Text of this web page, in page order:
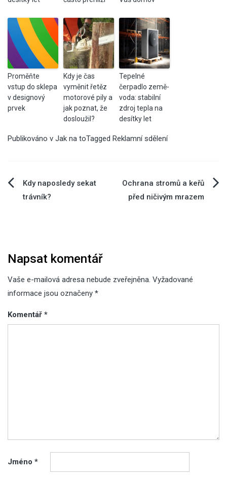
Proměňte
vstup do sklepa
v designový
prvek
Kdy je čas
vyměnit řetěz
motorové pily a
jak poznat, že
dosloužil?
Tepelné
čerpadlo země-
voda: stabilní
zdroj tepla na
desítky let
Publikováno v Jak na toTagged Reklamní sdělení
Navigace
Kdy naposledy sekat
trávník?
Ochrana stromů a keřů
před ničivým mrazem
Napsat komentář
Vaše e-mailová adresa nebude zveřejněna. Vyžadované
informace jsou označeny *
Komentář *
Jméno *